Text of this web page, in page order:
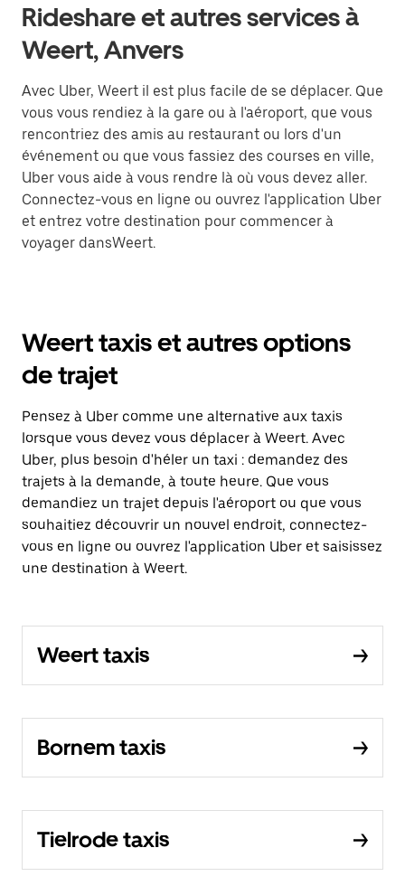
Rideshare et autres services à
Weert, Anvers
Avec Uber, Weert il est plus facile de se déplacer. Que
vous vous rendiez à la gare ou à l'aéroport, que vous
rencontriez des amis au restaurant ou lors d'un
événement ou que vous fassiez des courses en ville,
Uber vous aide à vous rendre là où vous devez aller.
Connectez-vous en ligne ou ouvrez l'application Uber
et entrez votre destination pour commencer à
voyager dansWeert.
Weert taxis et autres options
de trajet
Pensez à Uber comme une alternative aux taxis
lorsque vous devez vous déplacer à Weert. Avec
Uber, plus besoin d'héler un taxi : demandez des
trajets à la demande, à toute heure. Que vous
demandiez un trajet depuis l'aéroport ou que vous
souhaitiez découvrir un nouvel endroit, connectez-
vous en ligne ou ouvrez l'application Uber et saisissez
une destination à Weert.
Weert taxis
Bornem taxis
Tielrode taxis